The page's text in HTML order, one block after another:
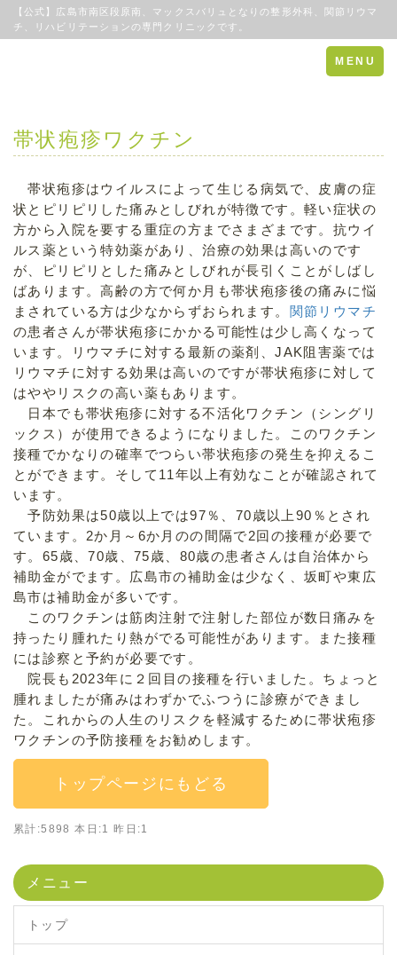
【公式】広島市南区段原南、マックスバリュとなりの整形外科、関節リウマ
チ、リハビリテーションの専門クリニックです。
Toggle
navigation
MENU
帯状疱疹ワクチン
帯状疱疹はウイルスによって生じる病気で、皮膚の症
状とピリピリした痛みとしびれが特徴です。軽い症状の
方から入院を要する重症の方までさまざまです。抗ウイ
ルス薬という特効薬があり、治療の効果は高いのです
が、ピリピリとした痛みとしびれが長引くことがしばし
ばあります。高齢の方で何か月も帯状疱疹後の痛みに悩
まされている方は少なからずおられます。 関節リウマチ
の患者さんが帯状疱疹にかかる可能性は少し高くなって
います。リウマチに対する最新の薬剤、JAK阻害薬では
リウマチに対する効果は高いのですが帯状疱疹に対して
はややリスクの高い薬もあります。
日本でも帯状疱疹に対する不活化ワクチン（シングリ
ックス）が使用できるようになりました。このワクチン
接種でかなりの確率でつらい帯状疱疹の発生を抑えるこ
とができます。そして11年以上有効なことが確認されて
います。
予防効果は50歳以上では97％、70歳以上90％とされ
ています。2か月～6か月のの間隔で2回の接種が必要で
す。65歳、70歳、75歳、80歳の患者さんは自治体から
補助金がでます。広島市の補助金は少なく、坂町や東広
島市は補助金が多いです。
このワクチンは筋肉注射で注射した部位が数日痛みを
持ったり腫れたり熱がでる可能性があります。また接種
には診察と予約が必要です。
院長も2023年に２回目の接種を行いました。ちょっと
腫れましたが痛みはわずかでふつうに診療ができまし
た。これからの人生のリスクを軽減するために帯状疱疹
ワクチンの予防接種をお勧めします。
トップページにもどる
累計:5898 本日:1 昨日:1
メニュー
トップ